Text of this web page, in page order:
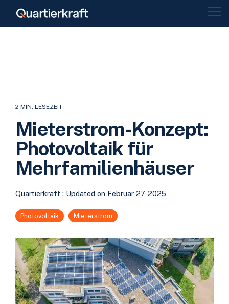
2 MIN. LESEZEIT
Mieterstrom-Konzept:
Photovoltaik für
Mehrfamilienhäuser
Quartierkraft : Updated on Februar 27, 2025
Photovoltaik Mieterstrom